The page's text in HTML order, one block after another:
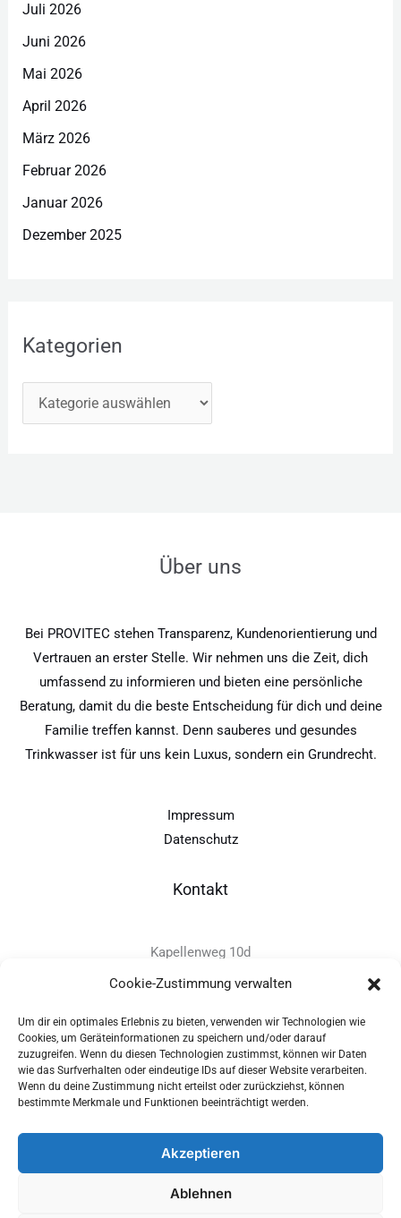
Cookie-Zustimmung verwalten
Um dir ein optimales Erlebnis zu bieten, verwenden wir Technologien wie
Cookies, um Geräteinformationen zu speichern und/oder darauf
zuzugreifen. Wenn du diesen Technologien zustimmst, können wir Daten
wie das Surfverhalten oder eindeutige IDs auf dieser Website verarbeiten.
Wenn du deine Zustimmung nicht erteilst oder zurückziehst, können
bestimmte Merkmale und Funktionen beeinträchtigt werden.
Akzeptieren
Ablehnen
Juli 2026
Juni 2026
Mai 2026
April 2026
März 2026
Februar 2026
Januar 2026
Dezember 2025
Kategorien
Über uns
Bei PROVITEC stehen Transparenz, Kundenorientierung und
Vertrauen an erster Stelle. Wir nehmen uns die Zeit, dich
umfassend zu informieren und bieten eine persönliche
Beratung, damit du die beste Entscheidung für dich und deine
Familie treffen kannst. Denn sauberes und gesundes
Trinkwasser ist für uns kein Luxus, sondern ein Grundrecht.
Impressum
Datenschutz
Kontakt
Kapellenweg 10d
D-94575 Windorf
+49 - (0)8546 - 97 39 0
info@provitec.de
www.provitec.com
Copyright © 2026 PROVITEC Trinkwassersysteme e.K | Alle
Rechte vorbehalten |Impressum